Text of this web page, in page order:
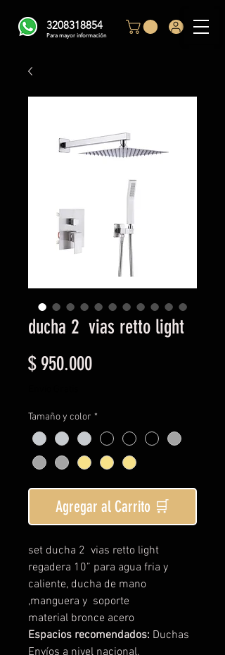
3208318854
Para mayor información
ducha 2 vias retto light
$ 950.000Precio
Tamaño y color *
Agregar al Carrito 🛒
set ducha 2 vias retto light
regadera 10” para agua fria y
caliente, ducha de mano
,manguera y soporte
material bronce acero
Espacios recomendados: Duchas
Envíos a nivel nacional.